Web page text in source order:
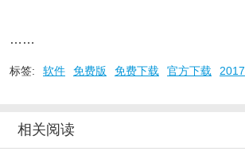
……
标签: 软件 免费版 免费下载 官方下载 2017
相关阅读